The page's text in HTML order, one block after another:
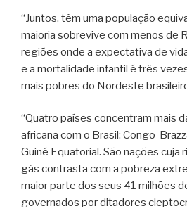
“Juntos, têm uma população
maioria sobrevive com menos de
regiões onde a expectativa de
e a mortalidade infantil é três
mais pobres do Nordeste
“Quatro países concentram mais
africana com o Brasil: Congo-
Guiné Equatorial. São nações cuja
gás contrasta com a pobreza
maior parte dos seus 41 milhões
governados por ditadores